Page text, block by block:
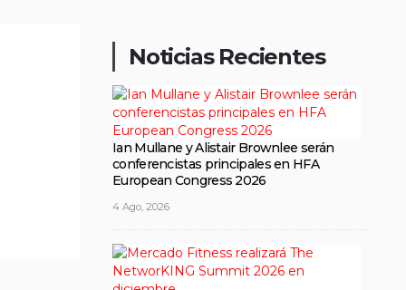
Noticias Recientes
Ian Mullane y Alistair Brownlee serán
conferencistas principales en HFA
European Congress 2026
4 Ago, 2026